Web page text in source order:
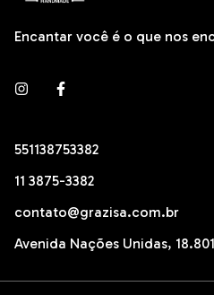
Encantar você é o que nos
551138753382
11 3875-3382
contato@grazisa.com.br
Avenida Nações Unidas,